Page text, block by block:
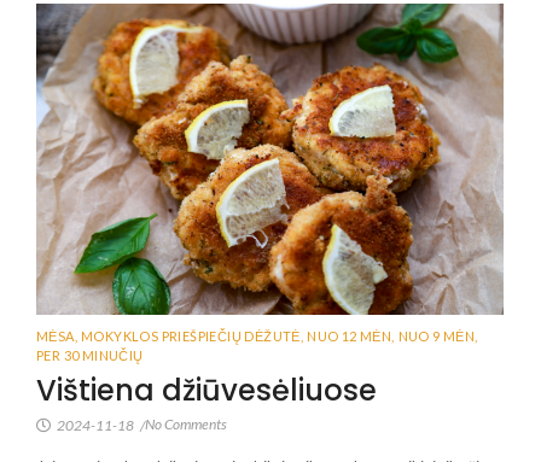
MĖSA MOKYKLOS PRIEŠPIEČIŲ DĖŽUTĖ NUO 12 MĖN NUO 9 MĖN
PER 30 MINUČIŲ
Vištiena džiūvesėliuose
2024-11-18 /No Comments